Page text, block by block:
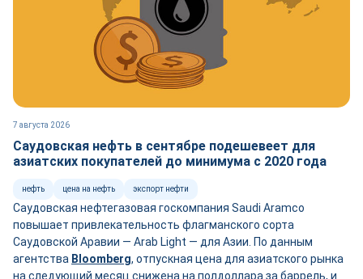
7 августа 2026
Саудовская нефть в сентябре подешевеет для
азиатских покупателей до минимума с 2020 года
нефть цена на нефть экспорт нефти
Саудовская нефтегазовая госкомпания Saudi Aramco
повышает привлекательность флагманского сорта
Саудовской Аравии — Arab Light — для Азии. По данным
агентства Bloomberg, отпускная цена для азиатского рынка
на следующий месяц снижена на полдоллара за баррель, и